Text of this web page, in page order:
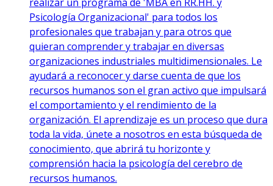
Psicología Organizacional' para todos los
profesionales que trabajan y para otros que
quieran comprender y trabajar en diversas
organizaciones industriales multidimensionales. Le
ayudará a reconocer y darse cuenta de que los
recursos humanos son el gran activo que impulsará
el comportamiento y el rendimiento de la
organización. El aprendizaje es un proceso que dura
toda la vida, únete a nosotros en esta búsqueda de
conocimiento, que abrirá tu horizonte y
comprensión hacia la psicología del cerebro de
recursos humanos.